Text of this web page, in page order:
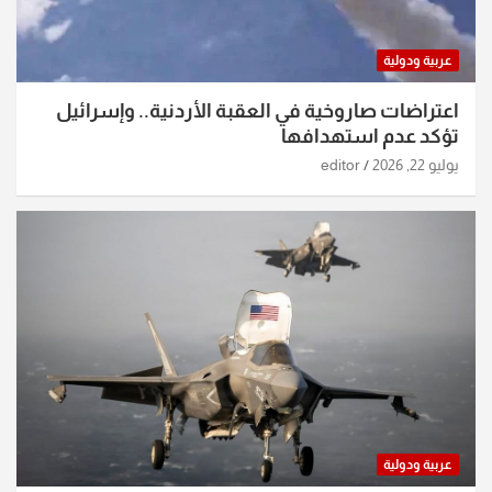
عربية ودولية
اعتراضات صاروخية في العقبة الأردنية.. وإسرائيل
تؤكد عدم استهدافها
يوليو 22, 2026 editor
عربية ودولية